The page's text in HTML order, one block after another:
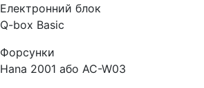
Електронний блок
Q-box Basic
Форсунки
Hana 2001 або AC-W03